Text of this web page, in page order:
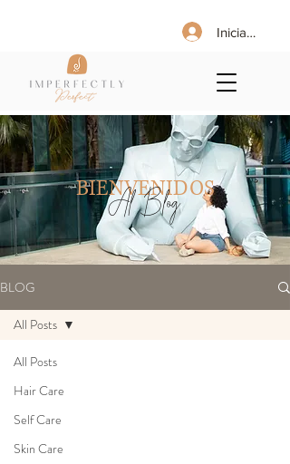
Iniciar sesión
BIENVENIDOS
Al Blog
BLOG
All Posts
Hair Care
Self Care
Skin Care
All Posts